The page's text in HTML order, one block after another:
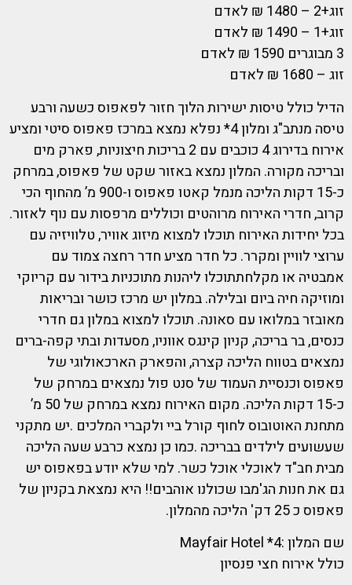
זוג+2 – 1480 ₪ לאדם
זוג+1 – 1490 ₪ לאדם
3 מבוגרים 1590 ₪ לאדם
זוג – 1680 ₪ לאדם
הדיל כולל טיסות ישירות הלוך חזור לפאפוס כשעה ורבע
טיסה מנתב"ג ומלון 4* נפלא נמצא במרכז פאפוס סיטי ומציע
אירוח בדירוג 4 כוכבים עם 2 בריכות חיצוניות, פארק מים
ובריכה מקורה. המלון נמצא באזור שקט של פאפוס, במרחק
כ-15 דקות הליכה מנמל קאטו פאפוס ו-900 מ’ מהחוף הכי
קרוב, חדרי האירוח מרוהטים וכוללים מרפסות עם נוף לאזור.
בכל יחידות האירוח תוכלו למצוא מיזוג אוויר, טלוויזיה עם
ערוצי לוויין ומקרר. כל חדר מציע חדר רחצה צמוד עם
אמבטיה או מקלחתתוכלו ליהנות מתוכניות בידור עם קריוקי
ומוזיקה חיה ביום ובלילה. במלון יש מרכז כושר ובריאות
מאובזר במלואו עם סאונה. תוכלו למצוא במלון גם חדרי
כנסים, בר בריכה, קניון קינגס אווניו, מסעדות ובתי קפה-ברים
נמצאים בטווח הליכה קצרה, והפארק הארכאולוגי של
פאפוס וכנסיית העמוד של סנט פול נמצאים במרחק של
כ-15 דקות הליכה. מקום האירוח נמצא במרחק של 50 מ’
מתחנת האוטובוס לחוף קורל ביי ולקברי המלכים .יש מתקני
שעשועים לילדים בבריכה .כמו כן נמצא כרבע שעה הליכה
מבית חב"ד לאוכלי אוכל כשר. למי שלא יודע בפאפוס יש
גם את חנות הג'מבו שכולנו אוהבים!! היא נמצאת בקניון של
פאפוס כ 25 דק' הליכה מהמלון.
שם המלון :4* Mayfair Hotel
כולל אירוח חצי פנסיון